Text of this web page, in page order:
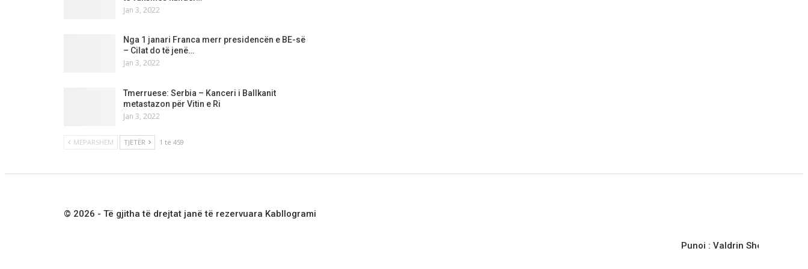
Jan 3, 2022
Nga 1 janari Franca merr presidencën e BE-së
– Cilat do të jenë…
Jan 3, 2022
Tmerruese: Serbia – Kanceri i Ballkanit
metastazon për Vitin e Ri
Jan 3, 2022
MËPARSHËM TJETËR 1 të 459
© 2026 - Të gjitha të drejtat janë të rezervuara Kabllogrami
Punoi : Valdrin Sherifi